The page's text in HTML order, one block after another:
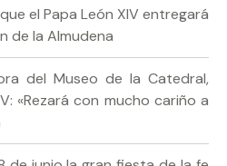
el Papa León XIV entregará
de la Almudena
del Museo de la Catedral,
«Rezará con mucho cariño a